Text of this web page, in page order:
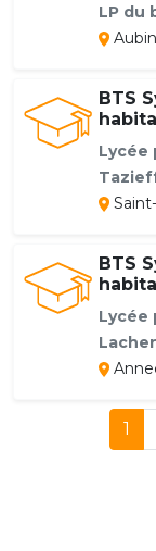
LP du
Aubin
BTS
Lycée
BTS
Lycée
1